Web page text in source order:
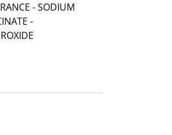
- SODIUM
-